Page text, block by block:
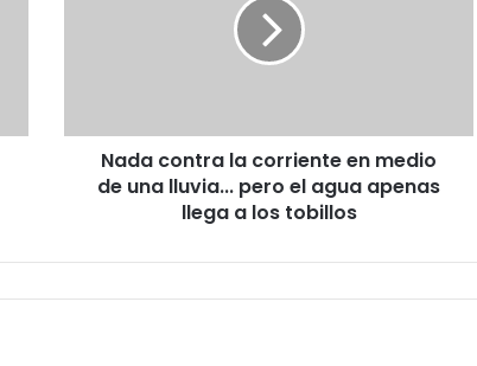
lluvia...
Nada contra la corriente en medio
de una lluvia... pero el agua apenas
llega a los tobillos